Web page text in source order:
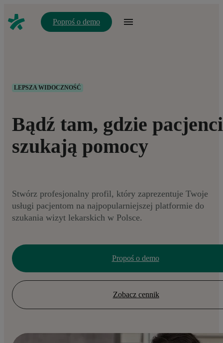
Poproś o demo
LEPSZA WIDOCZNOŚĆ
Bądź tam, gdzie pacjenci
szukają pomocy
Stwórz profesjonalny profil, który zaprezentuje Twoje
usługi pacjentom na najpopularniejszej platformie do
szukania wizyt lekarskich w Polsce.
Propoś o demo
Zobacz cennik